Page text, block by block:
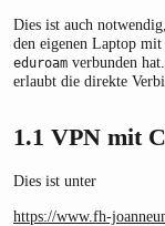
Dies ist auch
den eigenen Laptop mit
eduroam verbunden
erlaubt die direkte
1.1 VPN mit
Dies ist unter
https://www.fh-